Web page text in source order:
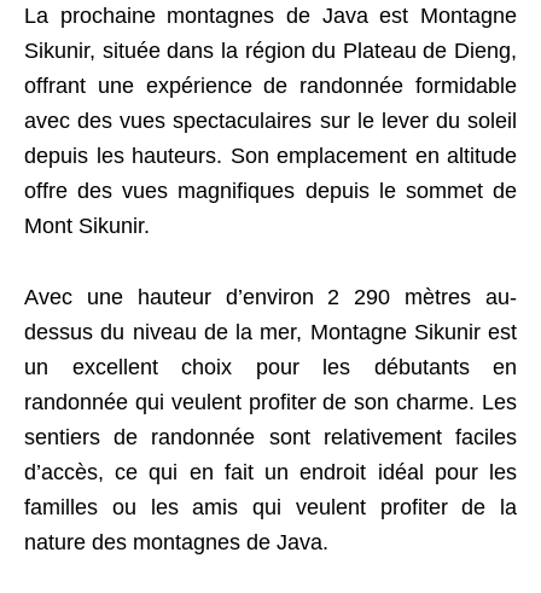
La prochaine montagnes de Java est Montagne
Sikunir, située dans la région du Plateau de Dieng,
offrant une expérience de randonnée formidable
avec des vues spectaculaires sur le lever du soleil
depuis les hauteurs. Son emplacement en altitude
offre des vues magnifiques depuis le sommet de
Mont Sikunir.
Avec une hauteur d’environ 2 290 mètres au-
dessus du niveau de la mer, Montagne Sikunir est
un excellent choix pour les débutants en
randonnée qui veulent profiter de son charme. Les
sentiers de randonnée sont relativement faciles
d’accès, ce qui en fait un endroit idéal pour les
familles ou les amis qui veulent profiter de la
nature des montagnes de Java.